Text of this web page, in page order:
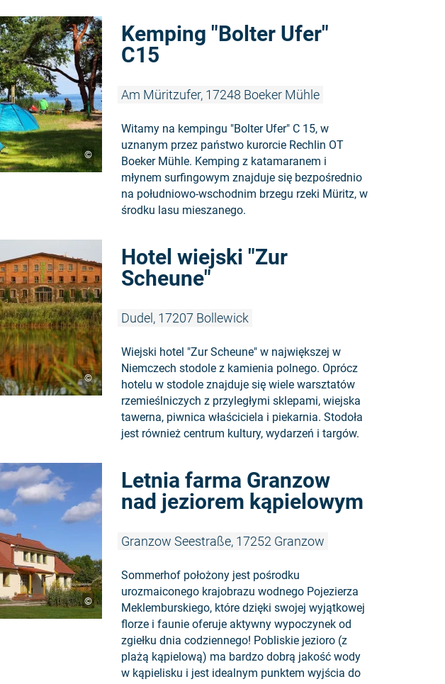
©
Kemping "Bolter Ufer"
C15
Am Müritzufer, 17248 Boeker Mühle
Witamy na kempingu "Bolter Ufer" C 15, w
uznanym przez państwo kurorcie Rechlin OT
Boeker Mühle. Kemping z katamaranem i
młynem surfingowym znajduje się bezpośrednio
na południowo-wschodnim brzegu rzeki Müritz, w
środku lasu mieszanego.
©
Hotel wiejski "Zur
Scheune"
Dudel, 17207 Bollewick
Wiejski hotel "Zur Scheune" w największej w
Niemczech stodole z kamienia polnego. Oprócz
hotelu w stodole znajduje się wiele warsztatów
rzemieślniczych z przyległymi sklepami, wiejska
tawerna, piwnica właściciela i piekarnia. Stodoła
jest również centrum kultury, wydarzeń i targów.
©
Letnia farma Granzow
nad jeziorem kąpielowym
Granzow Seestraße, 17252 Granzow
Sommerhof położony jest pośrodku
urozmaiconego krajobrazu wodnego Pojezierza
Meklemburskiego, które dzięki swojej wyjątkowej
florze i faunie oferuje aktywny wypoczynek od
zgiełku dnia codziennego! Pobliskie jezioro (z
plażą kąpielową) ma bardzo dobrą jakość wody
w kąpielisku i jest idealnym punktem wyjścia do